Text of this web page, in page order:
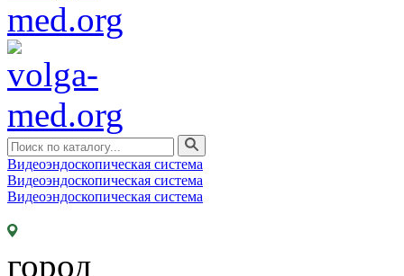
Видеоэндоскопическая система
Видеоэндоскопическая система
Видеоэндоскопическая система
город